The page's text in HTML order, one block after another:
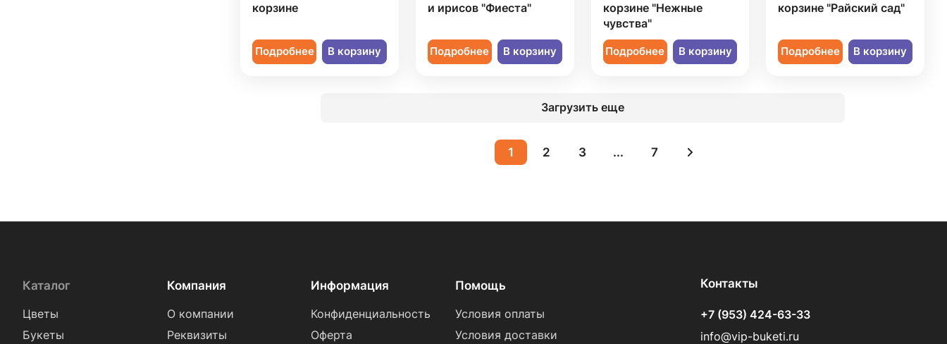
корзине
Подробнее В корзину
и ирисов "Фиеста"
Подробнее В корзину
корзине "Нежные
чувства"
Подробнее В корзину
корзине "Райский сад"
Подробнее В корзину
Загрузить еще
1 2 3 ... 7
Каталог
Цветы
Букеты
Компания
О компании
Реквизиты
Информация
Конфиденциальность
Оферта
Помощь
Условия оплаты
Условия доставки
Контакты
+7 (953) 424-63-33
info@vip-buketi.ru